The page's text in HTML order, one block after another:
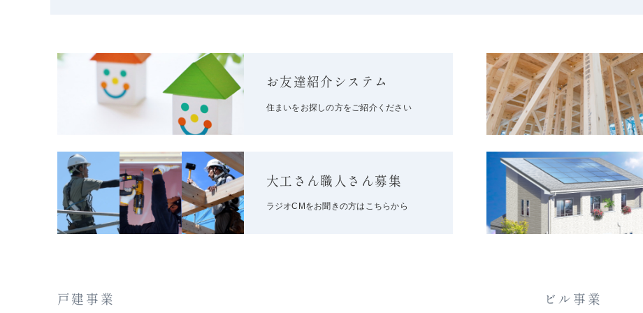
お友達紹介システム
住まいをお探しの方をご紹介ください
大工さん職人さん募集
ラジオCMをお聞きの方はこちらから
戸建事業 ビル事業